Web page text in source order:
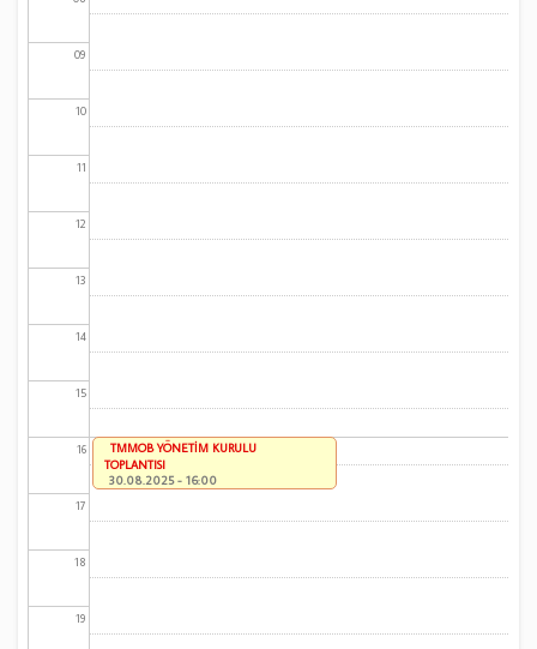
09
10
11
12
13
14
15
16
17
18
19
TMMOB YÖNETİM KURULU
TOPLANTISI
30.08.2025 - 16:00